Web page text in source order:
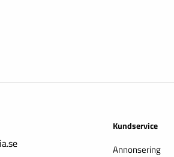
Kundservice
Annonsering